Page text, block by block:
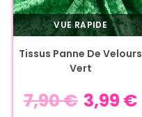
VUE RAPIDE
Tissus Panne De Velours
Vert
7,90€ 3,99 €